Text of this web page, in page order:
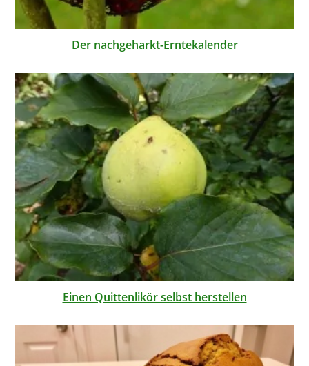
Der nachgeharkt-Erntekalender
Einen Quittenlikör selbst herstellen